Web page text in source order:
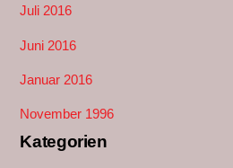
Juli 2016
Juni 2016
Januar 2016
November 1996
Kategorien